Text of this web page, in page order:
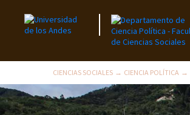
CIENCIAS SOCIALES → CIENCIA POLÍTICA →